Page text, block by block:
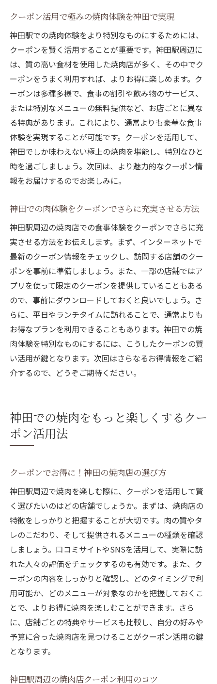
クーポン活用で極みの焼肉体験を神田で実現
神田駅での焼肉体験をより特別なものにするためには、
クーポンを賢く活用することが重要です。神田駅周辺に
は、質の高い食材を使用した焼肉店が多く、その中でク
ーポンをうまく利用すれば、よりお得に楽しめます。ク
ーポンは多種多様で、食事の割引や飲み物のサービス、
または特別なメニューの無料提供など、お店ごとに異な
る特典があります。これにより、通常よりも豪華な食事
体験を実現することが可能です。クーポンを活用して、
神田でしか味わえない極上の焼肉を堪能し、特別なひと
時を過ごしましょう。次回は、より魅力的なクーポン情
報をお届けするのでお楽しみに。
神田での肉体験をクーポンでさらに充実させる方法
神田駅周辺の焼肉店での食事体験をクーポンでさらに充
実させる方法をお伝えします。まず、インターネットで
最新のクーポン情報をチェックし、訪問する店舗のクー
ポンを事前に準備しましょう。また、一部の店舗ではア
プリを使って限定のクーポンを提供していることもある
ので、事前にダウンロードしておくと良いでしょう。さ
らに、平日やランチタイムに訪れることで、通常よりも
お得なプランを利用できることもあります。神田での焼
肉体験を特別なものにするには、こうしたクーポンの賢
い活用が鍵となります。次回はさらなるお得情報をご紹
介するので、どうぞご期待ください。
神田での焼肉をもっと楽しくするクー
ポン活用法
クーポンでお得に！神田の焼肉店の選び方
神田駅周辺で焼肉を楽しむ際に、クーポンを活用して賢
く選びたいのはどの店舗でしょうか。まずは、焼肉店の
特徴をしっかりと把握することが大切です。肉の質やタ
レのこだわり、そして提供されるメニューの種類を確認
しましょう。口コミサイトやSNSを活用して、実際に訪
れた人々の評価をチェックするのも有効です。また、ク
ーポンの内容をしっかりと確認し、どのタイミングで利
用可能か、どのメニューが対象なのかを把握しておくこ
とで、よりお得に焼肉を楽しむことができます。さら
に、店舗ごとの特典やサービスも比較し、自分の好みや
予算に合った焼肉店を見つけることがクーポン活用の鍵
となります。
神田駅周辺の焼肉店クーポン利用のコツ